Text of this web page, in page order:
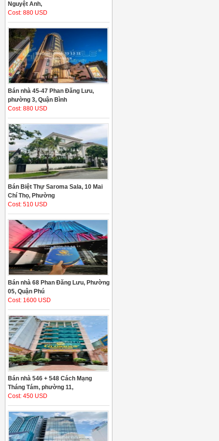
Nguyệt Anh,
Cost: 880 USD
Bán nhà 45-47 Phan Đăng Lưu,
phường 3, Quận Bình
Cost: 880 USD
Bán Biệt Thự Saroma Sala, 10 Mai
Chí Thọ, Phường
Cost: 510 USD
Bán nhà 68 Phan Đăng Lưu, Phường
05, Quận Phú
Cost: 1600 USD
Bán nhà 546 + 548 Cách Mạng
Tháng Tám, phường 11,
Cost: 450 USD